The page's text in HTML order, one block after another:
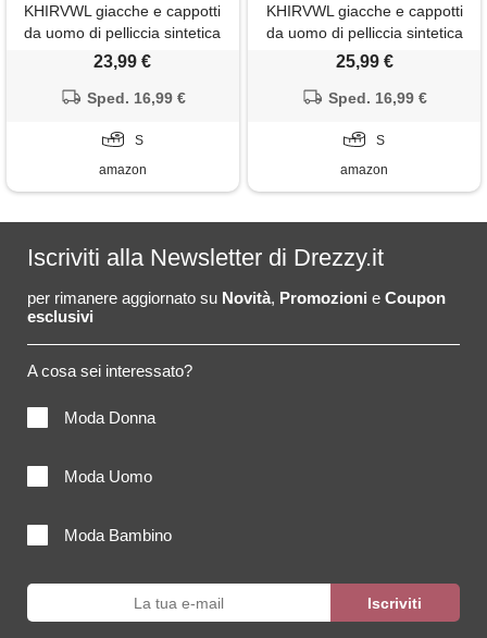
KHIRVWL giacche e cappotti
da uomo di pelliccia sintetica
da uomo morbido cappotto di
sintetica cappotto spessa
giubbotto parka addensato
giacche
23,99 €
Sped. 16,99 €
S
amazon
KHIRVWL giacche e cappotti
da uomo di pelliccia sintetica
da uomo morbido cappotto di
sintetica cappotto spessa
giubbotto parka addensato
giacche
25,99 €
Sped. 16,99 €
S
amazon
Iscriviti alla Newsletter di Drezzy.it
per rimanere aggiornato su Novità, Promozioni e Coupon
esclusivi
A cosa sei interessato?
Moda Donna
Moda Uomo
Moda Bambino